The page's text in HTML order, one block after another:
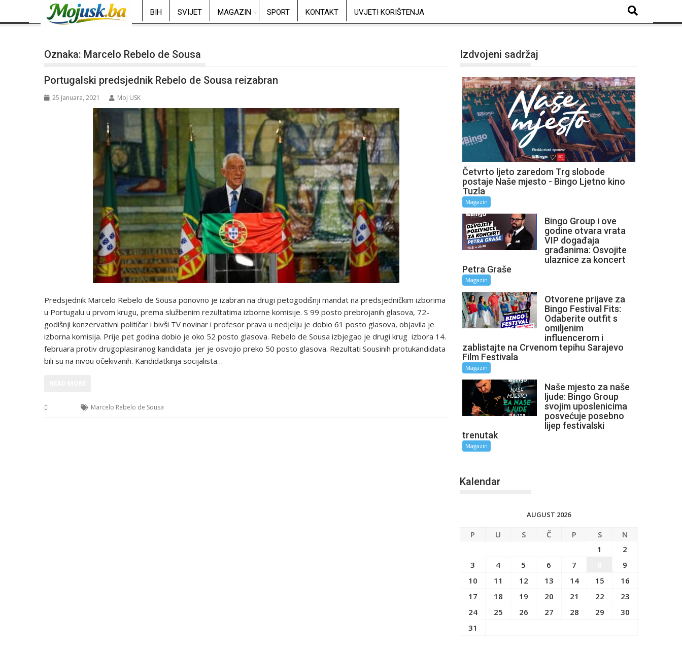
BIH SVIJET MAGAZIN SPORT KONTAKT UVJETI KORIŠTENJA
Oznaka: Marcelo Rebelo de Sousa
Portugalski predsjednik Rebelo de Sousa reizabran
25 Januara, 2021 Moj USK
Predsjednik Marcelo Rebelo de Sousa ponovno je izabran na drugi petogodišnji mandat na predsjedničkim izborima
u Portugalu u prvom krugu, prema službenim rezultatima izborne komisije. S 99 posto prebrojanih glasova, 72-
godišnji konzervativni političar i bivši TV novinar i profesor prava u nedjelju je dobio 61 posto glasova, objavila je
izborna komisija. Prije pet godina dobio je oko 52 posto glasova. Rebelo de Sousa izbjegao je drugi krug izbora 14.
februara protiv drugoplasiranog kandidata jer je osvojio preko 50 posto glasova. Rezultati Sousinih protukandidata
bili su na nivou očekivanih. Kandidatkinja socijalista…
Marcelo Rebelo de Sousa
Izdvojeni sadržaj
Četvrto ljeto zaredom Trg slobode
postaje Naše mjesto - Bingo Ljetno kino
Tuzla
Magazin
Bingo Group i ove
godine otvara vrata
VIP događaja
građanima: Osvojite
ulaznice za koncert
Petra Graše
Magazin
Otvorene prijave za
Bingo Festival Fits:
Odaberite outfit s
omiljenim
influencerom i
zablistajte na Crvenom tepihu Sarajevo
Film Festivala
Magazin
Naše mjesto za naše
ljude: Bingo Group
svojim uposlenicima
posvećuje posebno
lijep festivalski
trenutak
Magazin
Kalendar
AUGUST 2026
P U S Č P S
N
1
2
3
4 5 6 7
9
10
11 12 13 14 15
16
17
18 19 20 21 22
23
24
25 26 27 28 29
30
31